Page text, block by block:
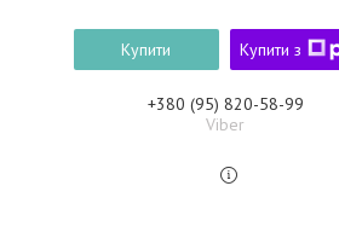
Купити Купити з
+380 (95) 820-58-99
Viber